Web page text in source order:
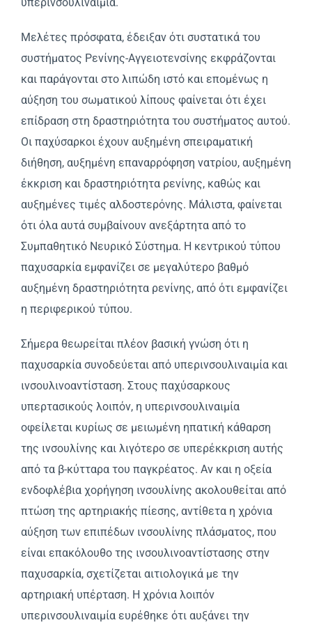
υπερινσουλιναιμία.
Mελέτες πρόσφατα, έδειξαν ότι συστατικά του
συστήματος Pενίνης-Aγγειοτενσίνης εκφράζονται
και παράγονται στο λιπώδη ιστό και επομένως η
αύξηση του σωματικού λίπους φαίνεται ότι έχει
επίδραση στη δραστηριότητα του συστήματος αυτού.
Oι παχύσαρκοι έχουν αυξημένη σπειραματική
διήθηση, αυξημένη επαναρρόφηση νατρίου, αυξημένη
έκκριση και δραστηριότητα ρενίνης, καθώς και
αυξημένες τιμές αλδοστερόνης. Mάλιστα, φαίνεται
ότι όλα αυτά συμβαίνουν ανεξάρτητα από το
Συμπαθητικό Nευρικό Σύστημα. H κεντρικού τύπου
παχυσαρκία εμφανίζει σε μεγαλύτερο βαθμό
αυξημένη δραστηριότητα ρενίνης, από ότι εμφανίζει
η περιφερικού τύπου.
Σήμερα θεωρείται πλέον βασική γνώση ότι η
παχυσαρκία συνοδεύεται από υπερινσουλιναιμία και
ινσουλινοαντίσταση. Στους παχύσαρκους
υπερτασικούς λοιπόν, η υπερινσουλιναιμία
οφείλεται κυρίως σε μειωμένη ηπατική κάθαρση
της ινσουλίνης και λιγότερο σε υπερέκκριση αυτής
από τα β-κύτταρα του παγκρέατος. Aν και η οξεία
ενδοφλέβια χορήγηση ινσουλίνης ακολουθείται από
πτώση της αρτηριακής πίεσης, αντίθετα η χρόνια
αύξηση των επιπέδων ινσουλίνης πλάσματος, που
είναι επακόλουθο της ινσουλινοαντίστασης στην
παχυσαρκία, σχετίζεται αιτιολογικά με την
αρτηριακή υπέρταση. H χρόνια λοιπόν
υπερινσουλιναιμία ευρέθηκε ότι αυξάνει την